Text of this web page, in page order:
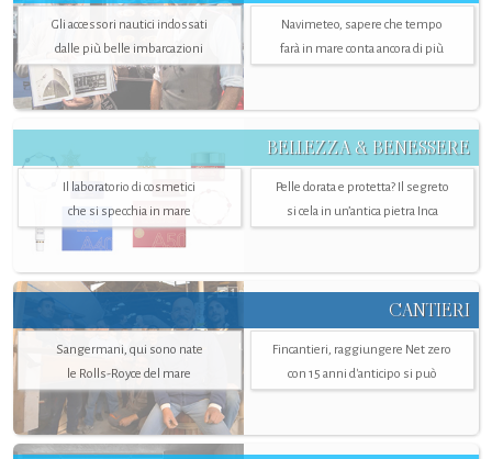
Gli accessori nautici indossati
dalle più belle imbarcazioni
Navimeteo, sapere che tempo
farà in mare conta ancora di più
BELLEZZA & BENESSERE
Il laboratorio di cosmetici
che si specchia in mare
Pelle dorata e protetta? Il segreto
si cela in un’antica pietra Inca
CANTIERI
Sangermani, qui sono nate
le Rolls-Royce del mare
Fincantieri, raggiungere Net zero
con 15 anni d'anticipo si può